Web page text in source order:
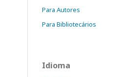
Para Autores
Para Bibliotecários
Idioma